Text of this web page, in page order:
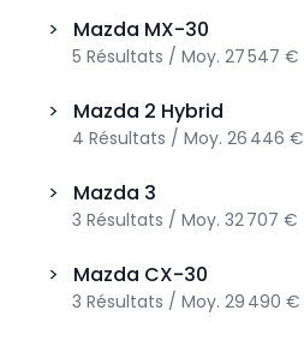
> Mazda MX-30
5 Résultats / Moy. 27 547 €
> Mazda 2 Hybrid
4 Résultats / Moy. 26 446 €
> Mazda 3
3 Résultats / Moy. 32 707 €
> Mazda CX-30
3 Résultats / Moy. 29 490 €